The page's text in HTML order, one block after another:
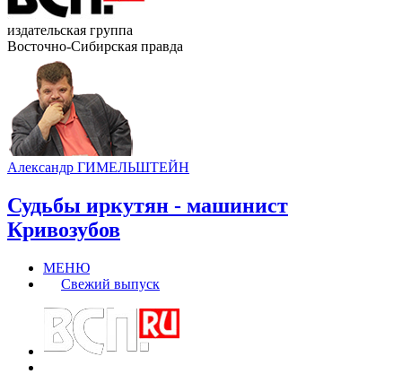
издательская группа
Восточно-Сибирская правда
Александр ГИМЕЛЬШТЕЙН
Судьбы иркутян - машинист
Кривозубов
МЕНЮ
Свежий выпуск